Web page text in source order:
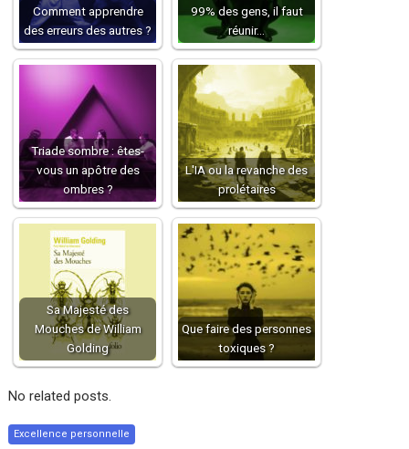
Comment apprendre
des erreurs des autres ?
99% des gens, il faut
réunir…
Triade sombre : êtes-
vous un apôtre des
ombres ?
L'IA ou la revanche des
prolétaires
Sa Majesté des
Mouches de William
Golding
Que faire des personnes
toxiques ?
No related posts.
Excellence personnelle